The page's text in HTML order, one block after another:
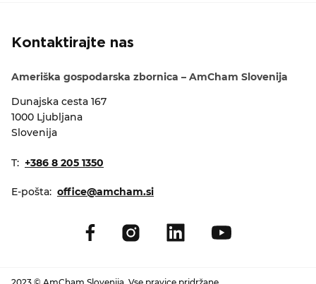
Kontaktirajte nas
Ameriška gospodarska zbornica – AmCham Slovenija
Dunajska cesta 167
1000 Ljubljana
Slovenija
T: +386 8 205 1350
E-pošta: office@amcham.si